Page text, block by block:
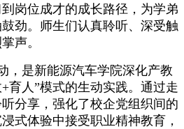
岗位成才的成长路径，为学弟
劲。师生们认真聆听、深受触
声。
，是新能源汽车学院深化产教
育人”模式的生动实践。通过走
分享，强化了校企党组织间的
式体验中接受职业精神教育，